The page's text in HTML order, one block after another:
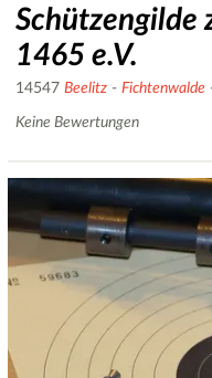
1465 e.V.
14547 Beelitz - Fichtenwalde
Keine Bewertungen